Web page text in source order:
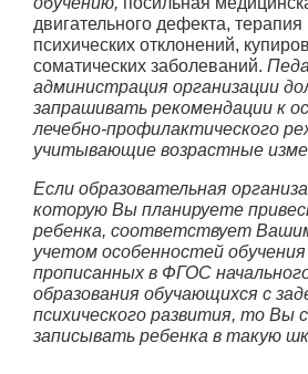
двигательного дефекта,
психических отклонений,
соматических заболеваний.
администрация организации
запрашивать рекомендации к
лечебно-профилактического
учитывающие возрастные
Если образовательная
которую Вы планируете
ребенка, соответствует
учетом особенностей
прописанных в ФГОС
образования обучающихся с
психического развития, то Вы
записывать ребенка в такую